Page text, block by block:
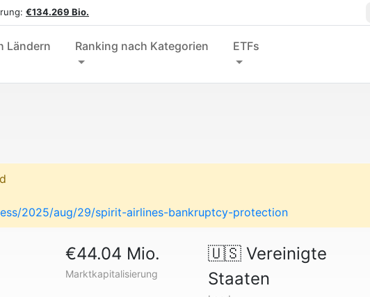
€134.269 Bio.
Ländern Ranking nach Kategorien ETFs
2025/aug/29/spirit-airlines-bankruptcy-protection
€44.04 Mio.
Marktkapitalisierung
🇺🇸Vereinigte
Staaten